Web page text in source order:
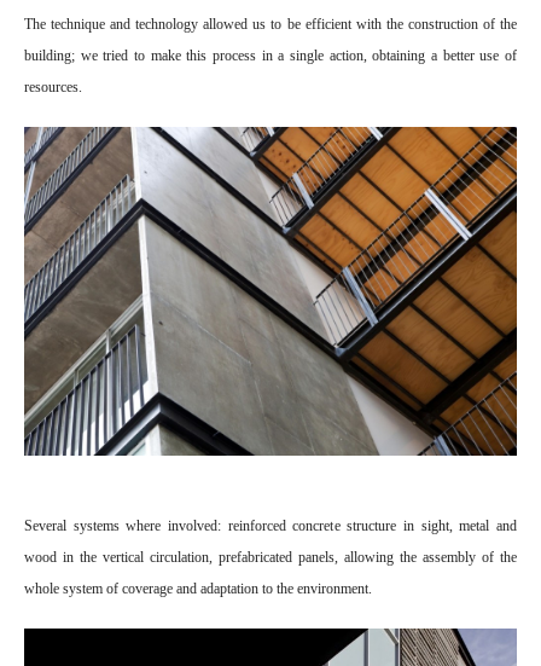
The technique and technology allowed us to be efficient with the construction of the
building; we tried to make this process in a single action, obtaining a better use of
resources.
Several systems where involved: reinforced concrete structure in sight, metal and
wood in the vertical circulation, prefabricated panels, allowing the assembly of the
whole system of coverage and adaptation to the environment.